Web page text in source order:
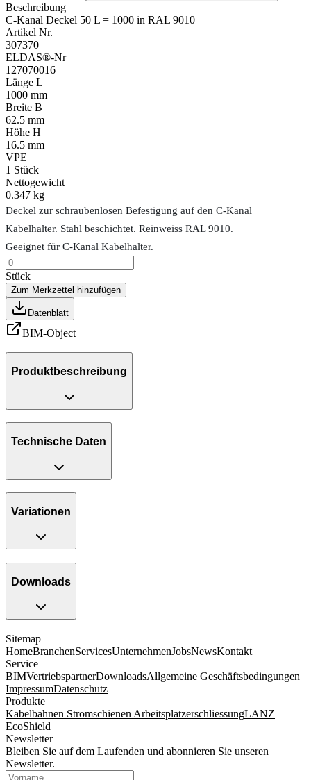
Beschreibung
C-Kanal Deckel 50 L = 1000 in RAL 9010
Artikel Nr.
307370
ELDAS®-Nr
127070016
Länge L
1000 mm
Breite B
62.5 mm
Höhe H
16.5 mm
VPE
1 Stück
Nettogewicht
0.347 kg
Deckel zur schraubenlosen Befestigung auf den C-Kanal
Kabelhalter. Stahl beschichtet. Reinweiss RAL 9010.
Geeignet für C-Kanal Kabelhalter.
Stück
Zum Merkzettel hinzufügen
Datenblatt
BIM-Object
Produktbeschreibung
Technische Daten
Variationen
Downloads
Sitemap
HomeBranchenServicesUnternehmenJobsNewsKontakt
Service
BIMVertriebspartnerDownloadsAllgemeine Geschäftsbedingungen
ImpressumDatenschutz
Produkte
Kabelbahnen Stromschienen ArbeitsplatzerschliessungLANZ
EcoShield
Newsletter
Bleiben Sie auf dem Laufenden und abonnieren Sie unseren
Newsletter.